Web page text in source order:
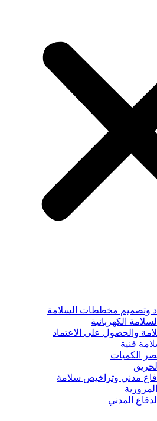
وتصميم مخططات السلامة
الكهربائية
والحصول على الاعتماد
فنية
الكميات
مدني وتراخيص سلامة
المدني